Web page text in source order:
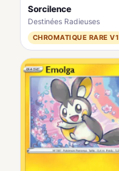
Sorcilence
Destinées Radieuses
CHROMATIQUE RARE V1